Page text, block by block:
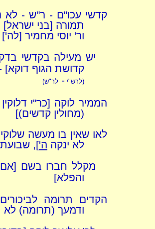
קדשי עכו"ם - ר"ש - לא
תמורה [בני ישראל]
ור' יוסי מחמיר [לה']
יש מעילה בקדשי
קדושת הגוף דוקא]
(לרש"י -לר"ש)
הממיר לוקה [כר"י
(מחולין קדשים)]
לאו שאין בו מעשה
לא ינקה ה'], שבועת
מקלל חברו בשם [אם
והפלא]
הקדים תרומה
ודמעך (תרומה)